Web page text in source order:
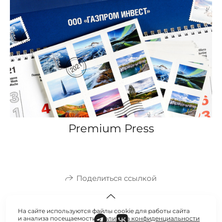
Premium Press
Поделиться ссылкой
На сайте используются файлы cookie для работы сайта
и анализа посещаемости.Политика конфиденциальности